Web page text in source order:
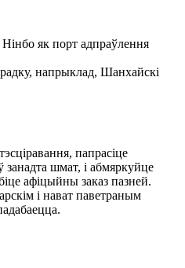
як порт адпраўлення
напрыклад, Шанхайскі
папрасіце
занадта шмат, і абмяркуйце
афіцыйны заказ пазней.
і нават паветраным